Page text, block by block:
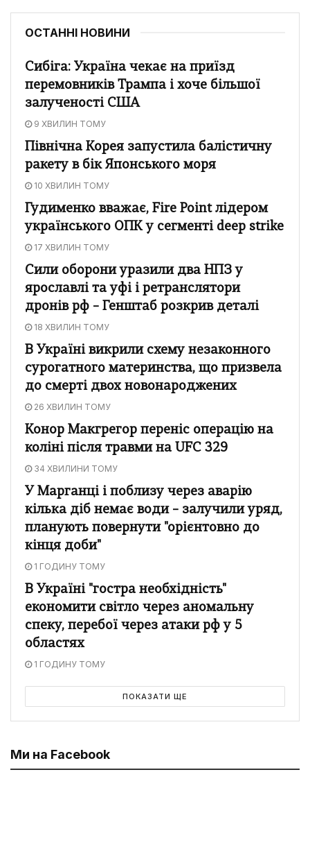
ОСТАННІ НОВИНИ
Сибіга: Україна чекає на приїзд
перемовників Трампа і хоче більшої
залученості США
9 ХВИЛИН ТОМУ
Північна Корея запустила балістичну
ракету в бік Японського моря
10 ХВИЛИН ТОМУ
Гудименко вважає, Fire Point лідером
українського ОПК у сегменті deep strike
17 ХВИЛИН ТОМУ
Сили оборони уразили два НПЗ у
ярославлі та уфі і ретранслятори
дронів рф – Генштаб розкрив деталі
18 ХВИЛИН ТОМУ
В Україні викрили схему незаконного
сурогатного материнства, що призвела
до смерті двох новонароджених
26 ХВИЛИН ТОМУ
Конор Макгрегор переніс операцію на
коліні після травми на UFC 329
34 ХВИЛИНИ ТОМУ
У Марганці і поблизу через аварію
кілька діб немає води – залучили уряд,
планують повернути "орієнтовно до
кінця доби"
1 ГОДИНУ ТОМУ
В Україні "гостра необхідність"
економити світло через аномальну
спеку, перебої через атаки рф у 5
областях
1 ГОДИНУ ТОМУ
ПОКАЗАТИ ЩЕ
Ми на Facebook